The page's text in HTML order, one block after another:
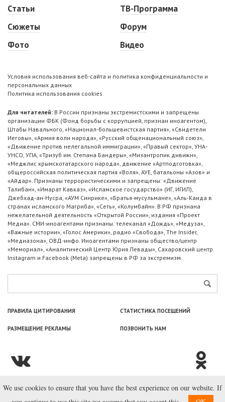
Статьи
Сюжеты
Фото
ТВ-Программа
Форум
Видео
Условия использования веб-сайта и политика конфиденциальности и
персональных данных
Политика использования cookies
Для читателей: В России признаны экстремистскими и запрещены
организации ФБК (Фонд борьбы с коррупцией, признан иноагентом),
Штабы Навального, «Национал-большевистская партия», «Свидетели
Иеговы», «Армия воли народа», «Русский общенациональный союз»,
«Движение против нелегальной иммиграции», «Правый сектор», УНА-
УНСО, УПА, «Тризуб им. Степана Бандеры», «Мизантропик дивижн»,
«Меджлис крымскотатарского народа», движение «Артподготовка»,
общероссийская политическая партия «Воля», АУЕ, батальоны «Азов» и
«Айдар». Признаны террористическими и запрещены: «Движение
Талибан», «Имарат Кавказ», «Исламское государство» (ИГ, ИГИЛ),
Джебхад-ан-Нусра, «АУМ Синрике», «Братья-мусульмане», «Аль-Каида в
странах исламского Магриба», «Сеть», «Колумбайн». В РФ признана
нежелательной деятельность «Открытой России», издания «Проект
Медиа». СМИ-иноагентами признаны: телеканал «Дождь», «Медуза»,
«Важные истории», «Голос Америки», радио «Свобода», The Insider,
«Медиазона», ОВД-инфо. Иноагентами признаны общество/центр
«Мемориал», «Аналитический Центр Юрия Левады», Сахаровский центр.
Instagram и Facebook (Metа) запрещены в РФ за экстремизм.
ПРАВИЛА ЦИТИРОВАНИЯ СТАТИСТИКА ПОСЕЩЕНИЙ
РАЗМЕЩЕНИЕ РЕКЛАМЫ ПОЗВОНИТЬ НАМ
© ООО «Лаборатория Новоcтей», 2003—2026.
We use cookies to ensure that you have the best experience on our website. If